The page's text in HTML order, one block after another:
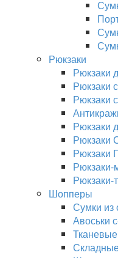
Рюкзаки
Рюкзаки
Рюкзаки
Рюкзаки
Рюкзаки
Рюкзаки
Рюкзаки
Рюкзаки-
Шопперы
Сумки из
Авоськи